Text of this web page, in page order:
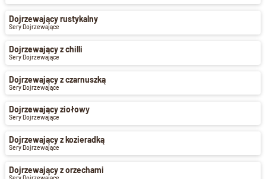
Dojrzewający rustykalny
Sery Dojrzewające
Dojrzewający z chilli
Sery Dojrzewające
Dojrzewający z czarnuszką
Sery Dojrzewające
Dojrzewający ziołowy
Sery Dojrzewające
Dojrzewający z kozieradką
Sery Dojrzewające
Dojrzewający z orzechami